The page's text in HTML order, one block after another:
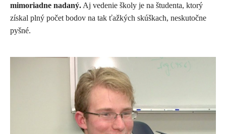
mimoriadne nadaný. Aj vedenie školy je na študenta, ktorý
získal plný počet bodov na tak ťažkých skúškach, neskutočne
pyšné.